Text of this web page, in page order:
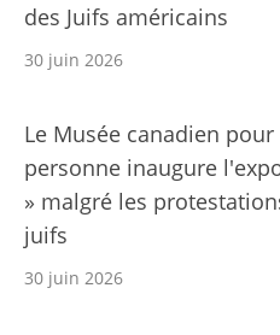
des Juifs américains
30 juin 2026
Le Musée canadien
personne inaugure
» malgré les
juifs
30 juin 2026